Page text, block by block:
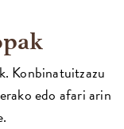
Konbinatuitzazu
edo afari arin